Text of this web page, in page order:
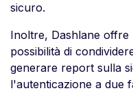
sicuro.
Inoltre, Dashlane offre
possibilità di
generare report sulla
l'autenticazione a due